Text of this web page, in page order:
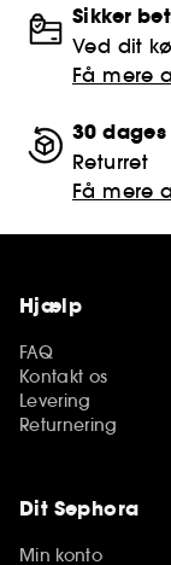
Sikker
Ved dit
Få mere
30 dages
Returret
Få mere
Hjælp
FAQ
Kontakt os
Levering
Returnering
Dit Sephora
Min konto